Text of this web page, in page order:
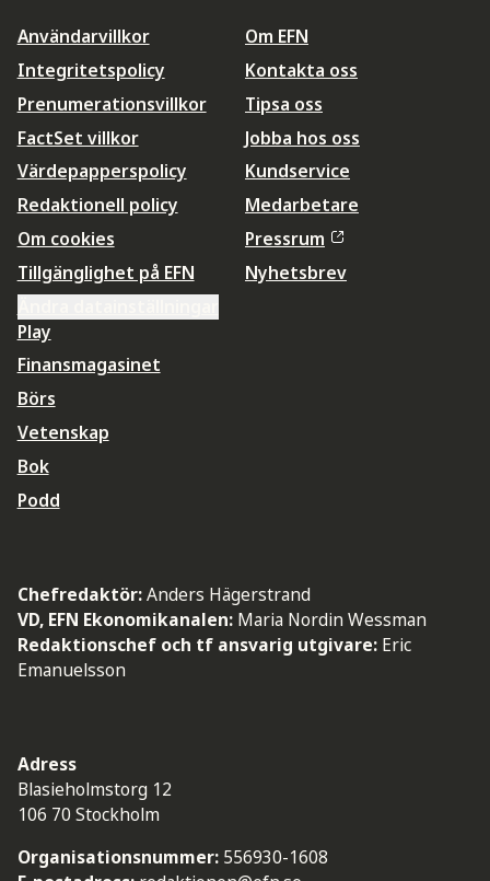
Användarvillkor
Integritetspolicy
Prenumerationsvillkor
FactSet villkor
Värdepapperspolicy
Redaktionell policy
Om cookies
Tillgänglighet på EFN
Om EFN
Kontakta oss
Tipsa oss
Jobba hos oss
Kundservice
Medarbetare
Pressrum
Nyhetsbrev
Play
Finansmagasinet
Börs
Vetenskap
Bok
Podd
Chefredaktör:Anders Hägerstrand
VD, EFN Ekonomikanalen: Maria Nordin Wessman
Redaktionschef och tf ansvarig utgivare: Eric
Emanuelsson
Adress
Blasieholmstorg 12
106 70 Stockholm
Organisationsnummer: 556930-1608